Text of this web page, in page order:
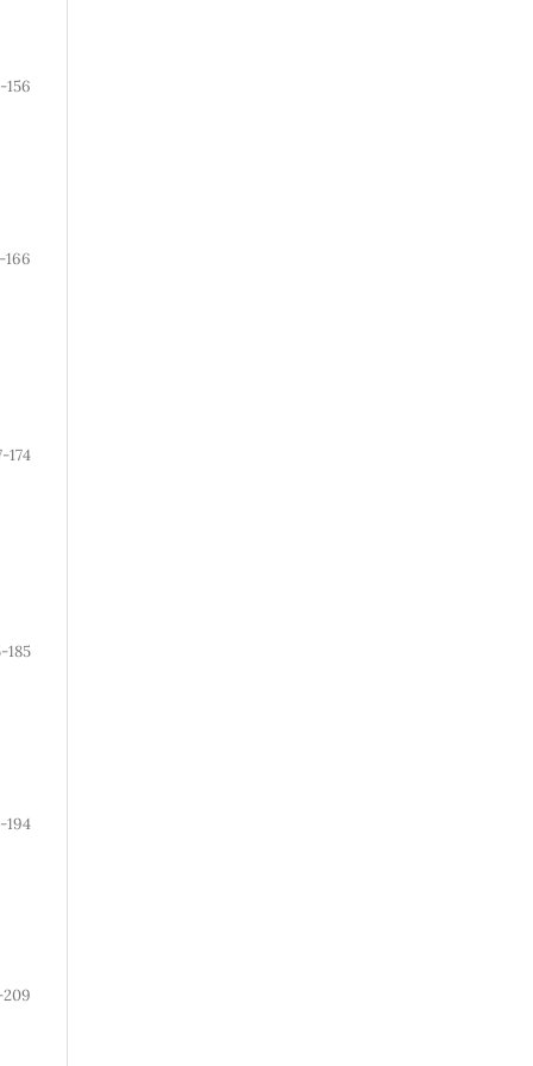
156
166
174
185
194
209